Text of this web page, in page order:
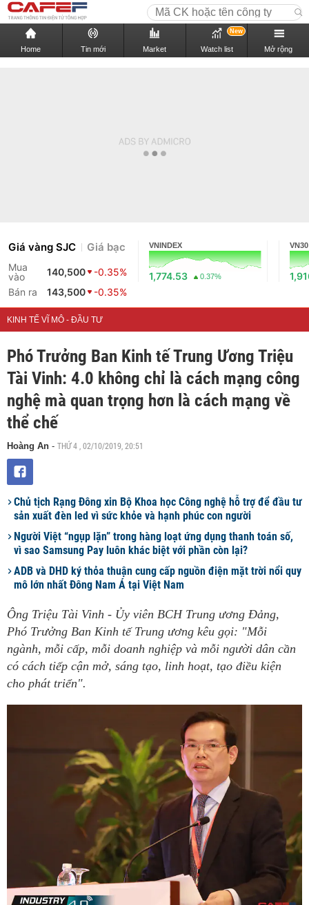
Home Tin mới Market Watch list
New
Mở rộng
Giá vàng SJC Giá bạc
Mua
vào
140,500
-0.35%
Bán ra
143,500 -0.35%
VNINDEX
1,774.53 0.37%
VN30
KINH TẾ VĨ MÔ - ĐẦU TƯ
Phó Trưởng Ban Kinh tế Trung Ương Triệu
Tài Vinh: 4.0 không chỉ là cách mạng công
nghệ mà quan trọng hơn là cách mạng về
thể chế
Hoàng An - THỨ 4 , 02/10/2019, 20:51
Chủ tịch Rạng Đông xin Bộ Khoa học Công nghệ hỗ trợ để đầu tư
sản xuất đèn led vì sức khỏe và hạnh phúc con người
Người Việt “ngụp lặn” trong hàng loạt ứng dụng thanh toán số,
vì sao Samsung Pay luôn khác biệt với phần còn lại?
ADB và DHD ký thỏa thuận cung cấp nguồn điện mặt trời nổi quy
mô lớn nhất Đông Nam Á tại Việt Nam
Ông Triệu Tài Vinh - Ủy viên BCH Trung ương Đảng,
Phó Trưởng Ban Kinh tế Trung ương kêu gọi: "Mỗi
ngành, mỗi cấp, mỗi doanh nghiệp và mỗi người dân cần
có cách tiếp cận mở, sáng tạo, linh hoạt, tạo điều kiện
cho phát triển".